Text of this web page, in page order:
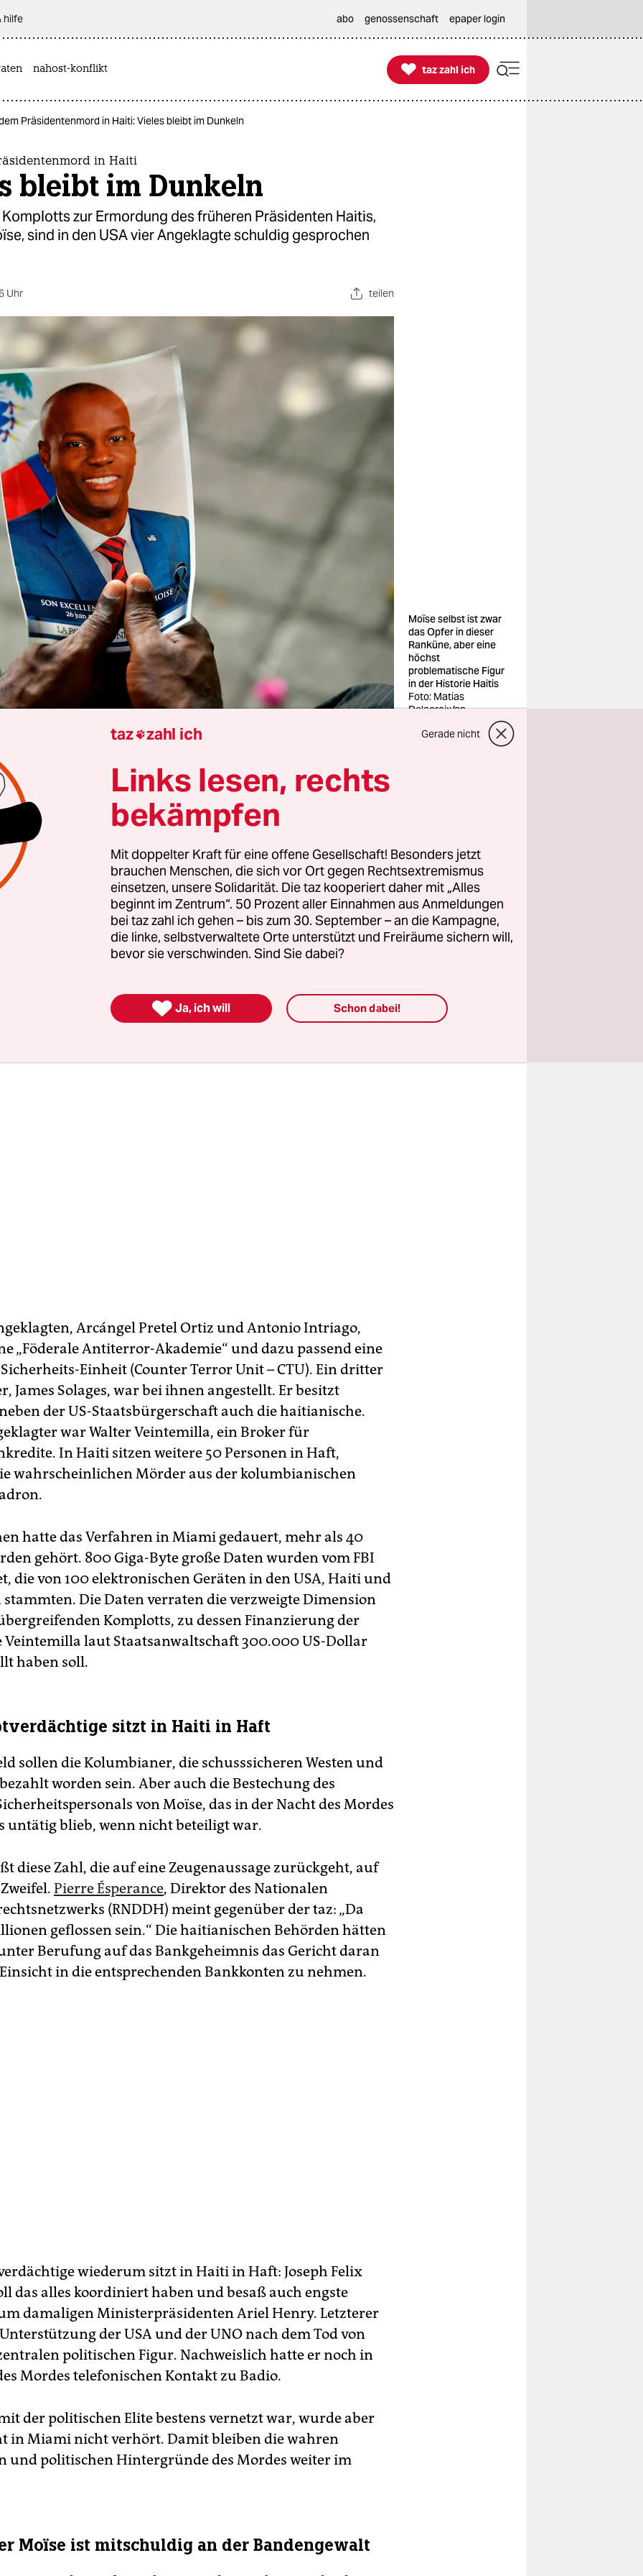
hilfe abo genossenschaft epaper login
nahost-konflikt 
taz zahl ich
taz zahl ich
Präsidentenmord in Haiti: Vieles bleibt im Dunkeln
in Haiti
bleibt im Dunkeln
zur Ermordung des früheren Präsidenten Haitis,
sind in den USA vier Angeklagte schuldig gesprochen
Uhr teilen
Moïse selbst ist zwar
das Opfer in dieser
Ranküne, aber eine
höchst
problematische Figur
in der Historie Haitis
Foto: Matias
Delacroix/ap
nach der
Ermordung des haitianischen Präsidenten
Juli 2021 in seinem Privathaus, ist am vergangenen Freitag
in Miami der erste und, wie manche
einzige Prozess in diesem weltweit Aufsehen
Fall zu Ende gegangen.
wurden von den Geschworenen für schuldig
in Südflorida ein Komplott zum Sturz des haitianischen
die den Verschwörern attraktive Aufträge für private
und Infrastruktur verschaffen sollte.
Arcángel Pretel Ortiz und Antonio Intriago,
„Föderale Antiterror-Akademie“ und dazu passend eine
Einheit (Counter Terror Unit – CTU). Ein dritter
James Solages, war bei ihnen angestellt. Er besitzt
der US-Staatsbürgerschaft auch die haitianische.
war Walter Veintemilla, ein Broker für
In Haiti sitzen weitere 50 Personen in Haft,
wahrscheinlichen Mörder aus der kolumbianischen
hatte das Verfahren in Miami gedauert, mehr als 40
gehört. 800 Giga-Byte große Daten wurden vom FBI
die von 100 elektronischen Geräten in den USA, Haiti und
Die Daten verraten die verzweigte Dimension
Komplotts, zu dessen Finanzierung der
Veintemilla laut Staatsanwaltschaft 300.000 US-Dollar
haben soll.
sitzt in Haiti in Haft
sollen die Kolumbianer, die schusssicheren Westen und
worden sein. Aber auch die Bestechung des
von Moïse, das in der Nacht des Mordes
untätig blieb, wenn nicht beteiligt war.
diese Zahl, die auf eine Zeugenaussage zurückgeht, auf
Pierre Ésperance, Direktor des Nationalen
(RNDDH) meint gegenüber der taz: „Da
geflossen sein.“ Die haitianischen Behörden hätten
Berufung auf das Bankgeheimnis das Gericht daran
in die entsprechenden Bankkonten zu nehmen.
wiederum sitzt in Haiti in Haft: Joseph Felix
das alles koordiniert haben und besaß auch engste
damaligen Ministerpräsidenten Ariel Henry. Letzterer
der USA und der UNO nach dem Tod von
politischen Figur. Nachweislich hatte er noch in
Mordes telefonischen Kontakt zu Badio.
der politischen Elite bestens vernetzt war, wurde aber
in Miami nicht verhört. Damit bleiben die wahren
und politischen Hintergründe des Mordes weiter im
Moïse ist mitschuldig an der Bandengewalt
taz zahl ich Gerade nicht
Links lesen, rechts
bekämpfen
Mit doppelter Kraft für eine offene Gesellschaft! Besonders jetzt
brauchen Menschen, die sich vor Ort gegen Rechtsextremismus
einsetzen, unsere Solidarität. Die taz kooperiert daher mit „Alles
beginnt im Zentrum“. 50 Prozent aller Einnahmen aus Anmeldungen
bei taz zahl ich gehen – bis zum 30. September – an die Kampagne,
die linke, selbstverwaltete Orte unterstützt und Freiräume sichern will,
bevor sie verschwinden. Sind Sie dabei?
 Ja, ich will Schon dabei!